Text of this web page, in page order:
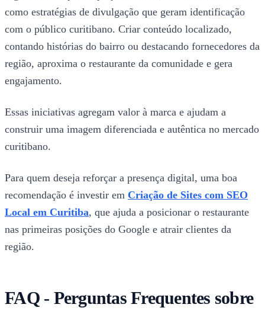
como estratégias de divulgação que geram identificação
com o público curitibano. Criar conteúdo localizado,
contando histórias do bairro ou destacando fornecedores da
região, aproxima o restaurante da comunidade e gera
engajamento.
Essas iniciativas agregam valor à marca e ajudam a
construir uma imagem diferenciada e autêntica no mercado
curitibano.
Para quem deseja reforçar a presença digital, uma boa
recomendação é investir em Criação de Sites com SEO
Local em Curitiba, que ajuda a posicionar o restaurante
nas primeiras posições do Google e atrair clientes da
região.
FAQ - Perguntas Frequentes sobre